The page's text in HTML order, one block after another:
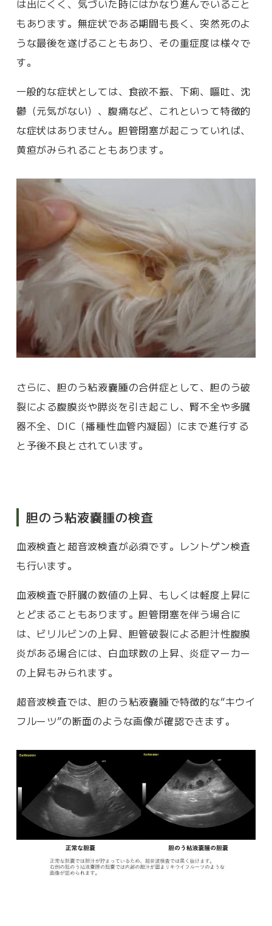
は出にくく、気づいた時にはかなり進んでいること
もあります。無症状である期間も長く、突然死のよ
うな最後を遂げることもあり、その重症度は様々で
す。
一般的な症状としては、食欲不振、下痢、嘔吐、沈
鬱（元気がない）、腹痛など、これといって特徴的
な症状はありません。胆管閉塞が起こっていれば、
黄疸がみられることもあります。
さらに、胆のう粘液嚢腫の合併症として、胆のう破
裂による腹膜炎や膵炎を引き起こし、腎不全や多臓
器不全、DIC（播種性血管内凝固）にまで進行する
と予後不良とされています。
胆のう粘液嚢腫の検査
血液検査と超音波検査が必須です。レントゲン検査
も行います。
血液検査で肝臓の数値の上昇、もしくは軽度上昇に
とどまることもあります。胆管閉塞を伴う場合に
は、ビリルビンの上昇、胆管破裂による胆汁性腹膜
炎がある場合には、白血球数の上昇、炎症マーカー
の上昇もみられます。
超音波検査では、胆のう粘液嚢腫で特徴的な“キウイ
フルーツ”の断面のような画像が確認できます。